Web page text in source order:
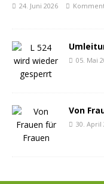
24. Juni 2026
05. Mai
Von
30. April